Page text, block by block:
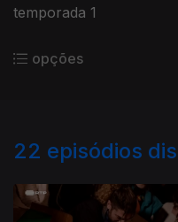
temporada 1
opções
22 episódios